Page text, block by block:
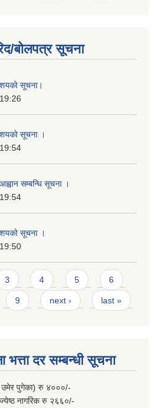
बोलपत्र सूचना
सूचना।
सूचना ।
सम्बन्धि सूचना ।
सूचना ।
3 4 5 6
9 next › last »
भत्ता दर सम्बन्धी सूचना
उमेर पुगेका) रु ४०००/-
नागरिक रु २६६०/-